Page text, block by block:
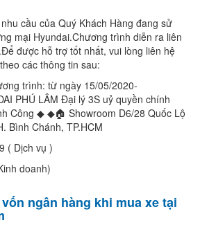
cầu của Quý Khách Hàng đang sử
mại Hyundai.Chương trình diễn ra liên
được hỗ trợ tốt nhất, vui lòng liên hệ
các thông tin sau:
trình: từ ngày 15/05/2020-
PHÚ LÂM Đại lý 3S uỷ quyền chính
Công ◆ ◆🏠 Showroom D6/28 Quốc Lộ
Bình Chánh, TP.HCM
( Dịch vụ )
doanh)
ngân hàng khi mua xe tại